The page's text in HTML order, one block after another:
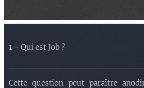
1 - Qui est Job ?
Cette question peut paraître